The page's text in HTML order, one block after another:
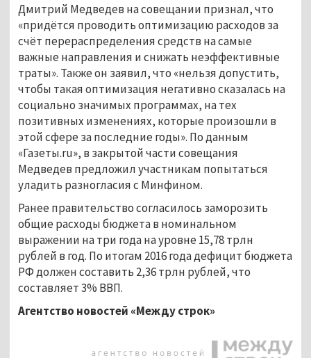
Дмитрий Медведев на совещании признал, что
«придётся проводить оптимизацию расходов за
счёт перераспределения средств на самые
важные направления и снижать неэффективные
траты». Также он заявил, что «нельзя допустить,
чтобы такая оптимизация негативно сказалась на
социально значимых программах, на тех
позитивных изменениях, которые произошли в
этой сфере за последние годы». По данным
«Газеты.ru», в закрытой части совещания
Медведев предложил участникам попытаться
уладить разногласия с Минфином.
Ранее правительство согласилось заморозить
общие расходы бюджета в номинальном
выражении на три года на уровне 15,78 трлн
рублей в год. По итогам 2016 года дефицит бюджета
РФ должен составить 2,36 трлн рублей, что
составляет 3% ВВП.
Агентство новостей «Между строк»